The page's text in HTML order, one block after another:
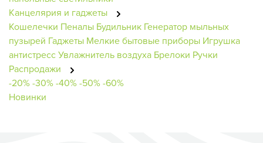
Канцелярия и гаджеты
Кошелечки Пеналы Будильник Генератор мыльных
пузырей Гаджеты Мелкие бытовые приборы Игрушка
антистрессУвлажнитель воздуха Брелоки Ручки
Распродажи
-20%-30%-40%-50%-60%
Новинки